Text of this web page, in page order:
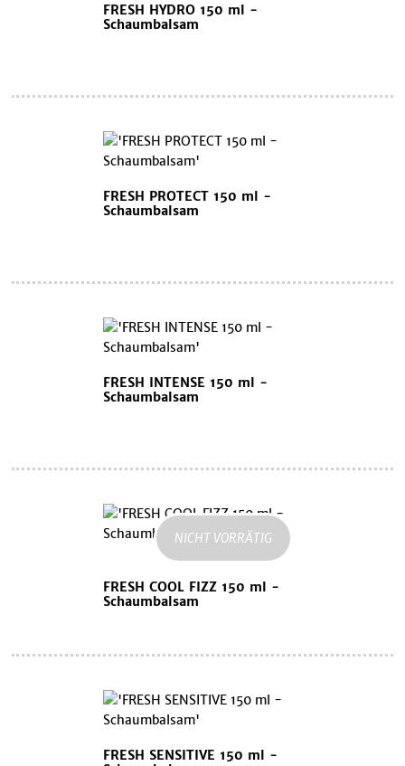
FRESH HYDRO 150 ml -
Schaumbalsam
FRESH PROTECT 150 ml -
Schaumbalsam
FRESH INTENSE 150 ml -
Schaumbalsam
NICHT VORRÄTIG
FRESH COOL FIZZ 150 ml -
Schaumbalsam
FRESH SENSITIVE 150 ml -